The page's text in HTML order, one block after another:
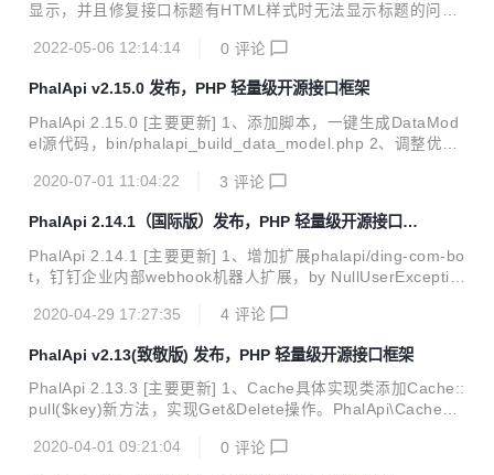
显示，并且修复接口标题有HTML样式时无法显示标题的问题
境配置 [BUG修复] 1、fix:使用window.localStorage存储接口
2022-05-06 12:14:14 0 评论
PhalApi v2.15.0 发布，PHP 轻量级开源接口框架
PhalApi 2.15.0 [主要更新] 1、添加脚本，一键生成DataMod
el源代码，bin/phalapi_build_data_model.php 2、调整优化
置 3、开源协议从原来的GPL-2调整成更开放的Apache Licen
录下，在线接口文档样式加载失败的问题 2、解决使用 phpst
orm 编辑时，因为找不到闭合标签爆红
2020-07-01 11:04:22 3 评论
PhalApi 2.14.1（国际版）发布，PHP 轻量级开源接口框
架
PhalApi 2.14.1 [主要更新] 1、增加扩展phalapi/ding-com-bo
t，钉钉企业内部webhook机器人扩展，by NullUserExceptio
支持翻译，提供英文和简体中文，可进行语言切换 4、一些已
2020-04-29 17:27:35 4 评论
PhalApi v2.13(致敬版) 发布，PHP 轻量级开源接口框架
PhalApi 2.13.3 [主要更新] 1、Cache具体实现类添加Cache::
pull($key)新方法，实现Get&Delete操作。PhalApi\Cache接
pi进驻Kernal内核 3、上线英文文档：https://docs-en.phalap
2020-04-01 09:21:04 0 评论